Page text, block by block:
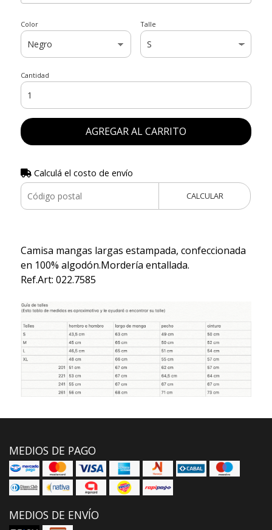
Color Talle
Cantidad
AGREGAR AL CARRITO
Calculá el costo de envío
CALCULAR
Camisa mangas largas estampada, confeccionada
en 100% algodón.Mordería entallada.
Ref.Art: 022.7585
MEDIOS DE PAGO
MEDIOS DE ENVÍO